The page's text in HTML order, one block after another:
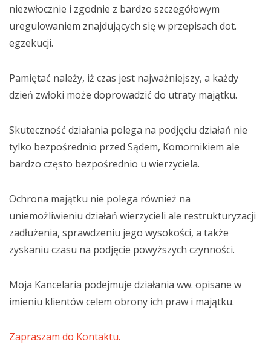
niezwłocznie i zgodnie z bardzo szczegółowym
uregulowaniem znajdujących się w przepisach dot.
egzekucji.
Pamiętać należy, iż czas jest najważniejszy, a każdy
dzień zwłoki może doprowadzić do utraty majątku.
Skuteczność działania polega na podjęciu działań nie
tylko bezpośrednio przed Sądem, Komornikiem ale
bardzo często bezpośrednio u wierzyciela.
Ochrona majątku nie polega również na
uniemożliwieniu działań wierzycieli ale restrukturyzacji
zadłużenia, sprawdzeniu jego wysokości, a także
zyskaniu czasu na podjęcie powyższych czynności.
Moja Kancelaria podejmuje działania ww. opisane w
imieniu klientów celem obrony ich praw i majątku.
Zapraszam do Kontaktu.